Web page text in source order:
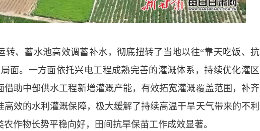
、蓄水池高效调蓄补水，彻底扭转了当地以往“靠天吃饭、抗
面。一方面依托兴电工程成熟完善的灌溉体系，持续优化灌区
借助中部供水工程新增灌溉产能，有效拓宽灌溉覆盖范围，补齐
效的水利灌溉保障，极大缓解了持续高温干旱天气带来的不利
作物长势平稳向好，田间抗旱保苗工作成效显著。